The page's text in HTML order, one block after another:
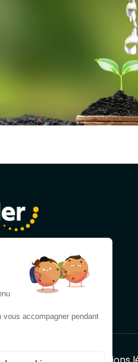
Paris
droits réservés